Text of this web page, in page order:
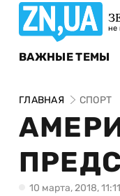
не
ВАЖНЫЕ ТЕМЫ
ГЛАВНАЯ СПОРТ
10 марта, 2018, 11:11